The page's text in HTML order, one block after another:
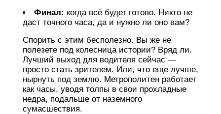
Финал: когда всё будет готово. Никто не
даст точного часа, да и нужно ли оно вам?
Спорить с этим бесполезно. Вы же не
полезете под колесница истории? Вряд ли.
Лучший выход для водителя сейчас —
просто стать зрителем. Или, что еще лучше,
нырнуть под землю. Метрополитен работает
как часы, уводя толпы в свои прохладные
недра, подальше от наземного
сумасшествия.